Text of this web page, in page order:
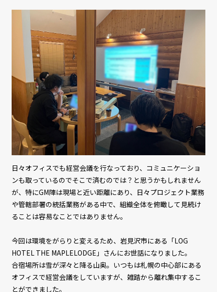
日々オフィスでも経営会議を行なっており、コミュニケーショ
ンも取っているのでそこで済むのでは？と思うかもしれません
が、特にGM陣は現場と近い距離にあり、日々プロジェクト業務
や管轄部署の統括業務がある中で、組織全体を俯瞰して見続け
ることは容易なことではありません。
今回は環境をがらりと変えるため、岩見沢市にある「LOG
HOTEL THE MAPLELODGE」さんにお世話になりました。
合宿場所は雪が深々と降る山奥。いつもは札幌の中心部にある
オフィスで経営会議をしていますが、雑踏から離れ集中するこ
とができました。